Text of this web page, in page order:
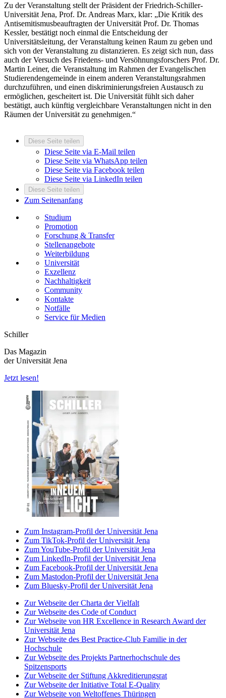
Zu der Veranstaltung stellt der Präsident der Friedrich-Schiller-
Universität Jena, Prof. Dr. Andreas Marx, klar: „Die Kritik des
Antisemitismusbeauftragten der Universität Prof. Dr. Thomas
Kessler, bestätigt noch einmal die Entscheidung der
Universitätsleitung, der Veranstaltung keinen Raum zu geben und
sich von der Veranstaltung zu distanzieren. Es zeigt sich nun, dass
auch der Versuch des Friedens- und Versöhnungsforschers Prof. Dr.
Martin Leiner, die Veranstaltung im Rahmen der Evangelischen
Studierendengemeinde in einem anderen Veranstaltungsrahmen
durchzuführen, und einen diskriminierungsfreien Austausch zu
ermöglichen, gescheitert ist. Die Universität fühlt sich daher
bestätigt, auch künftig vergleichbare Veranstaltungen nicht in den
Räumen der Universität zu genehmigen.“
Diese Seite teilen
Diese Seite via E-Mail teilen
Diese Seite via WhatsApp teilen
Diese Seite via Facebook teilen
Diese Seite via LinkedIn teilen
Diese Seite teilen
Zum Seitenanfang
Studium
Promotion
Forschung & Transfer
Stellenangebote
Weiterbildung
Universität
Exzellenz
Nachhaltigkeit
Community
Kontakte
Notfälle
Service für Medien
Schiller
Das Magazin
der Universität Jena
Jetzt lesen!
Zum Instagram-Profil der Universität Jena
Zum TikTok-Profil der Universität Jena
Zum YouTube-Profil der Universität Jena
Zum LinkedIn-Profil der Universität Jena
Zum Facebook-Profil der Universität Jena
Zum Mastodon-Profil der Universität Jena
Zum Bluesky-Profil der Universität Jena
Zur Webseite der Charta der Vielfalt
Zur Webseite des Code of Conduct
Zur Webseite von HR Excellence in Research Award der
Universität Jena
Zur Webseite des Best Practice-Club Familie in der
Hochschule
Zur Webseite des Projekts Partnerhochschule des
Spitzensports
Zur Webseite der Stiftung Akkreditierungsrat
Zur Webseite der Initiative Total E-Quality
Zur Webseite von Weltoffenes Thüringen